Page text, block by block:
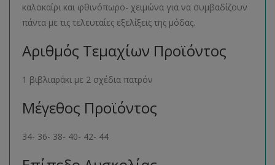
καλοκαίρι και φθινόπωρο- χειμώνα για να συμβαδίζουν
πάντα με τις τελευταίες εξελίξεις της μόδας.
Αριθμός Τεμαχίων Προϊόντος
1 βιβλιαράκι με 2 σχέδια πατρόν
Μέγεθος Προϊόντος
34- 36- 38- 40- 42- 44